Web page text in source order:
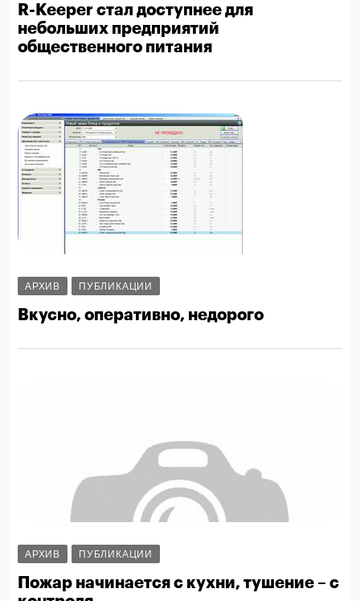
R-Keeper стал доступнее для
небольших предприятий
общественного питания
АРХИВ ПУБЛИКАЦИИ
Вкусно, оперативно, недорого
АРХИВ ПУБЛИКАЦИИ
Пожар начинается с кухни, тушение – с